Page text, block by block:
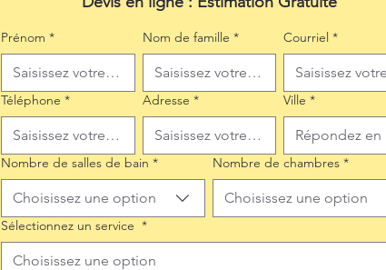
Prénom * Nom de famille * Courriel *
Téléphone * Adresse * Ville *
Nombre de salles de bain *
Choisissez une option
Nombre de chambres *
Choisissez une option
Sélectionnez un service *
Choisissez une option